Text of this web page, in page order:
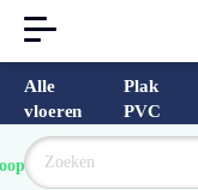
Alle
vloeren
Plak
PVC
van